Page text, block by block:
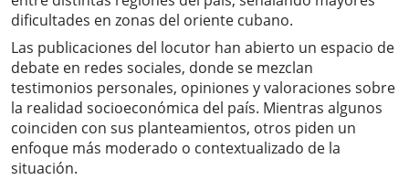
dificultades en zonas del oriente cubano.
Las publicaciones del locutor han abierto un espacio de
debate en redes sociales, donde se mezclan
testimonios personales, opiniones y valoraciones sobre
la realidad socioeconómica del país. Mientras algunos
coinciden con sus planteamientos, otros piden un
enfoque más moderado o contextualizado de la
situación.